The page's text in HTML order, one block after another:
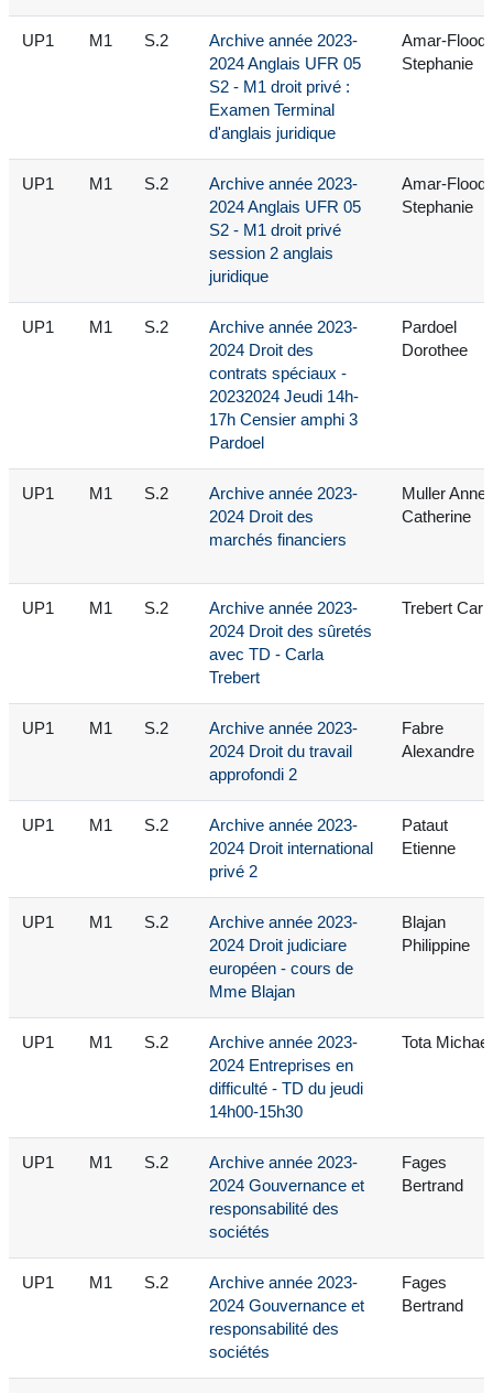
UP1 M1 S.2
Archive année 2023-
2024 Anglais UFR 05
S2 - M1 droit privé :
Examen Terminal
d'anglais juridique
Amar-Flood
Stephanie
UP1 M1 S.2
Archive année 2023-
2024 Anglais UFR 05
S2 - M1 droit privé
session 2 anglais
juridique
Amar-Flood
Stephanie
UP1 M1 S.2
Archive année 2023-
2024 Droit des
contrats spéciaux -
20232024 Jeudi 14h-
17h Censier amphi 3
Pardoel
Pardoel
Dorothee
UP1 M1 S.2
Archive année 2023-
2024 Droit des
marchés financiers
Muller Anne-
Catherine
UP1 M1 S.2
Archive année 2023-
2024 Droit des sûretés
avec TD - Carla
Trebert
Trebert
UP1 M1 S.2
Archive année 2023-
2024 Droit du travail
approfondi 2
Fabre
Alexandre
UP1 M1 S.2
Archive année 2023-
2024 Droit international
privé 2
Pataut
Etienne
UP1 M1 S.2
Archive année 2023-
2024 Droit judiciare
européen - cours de
Mme Blajan
Blajan
Philippine
UP1 M1 S.2
Archive année 2023-
2024 Entreprises en
difficulté - TD du jeudi
14h00-15h30
Tota Michael
UP1 M1 S.2
Archive année 2023-
2024 Gouvernance et
responsabilité des
sociétés
Fages
Bertrand
UP1 M1 S.2
Archive année 2023-
2024 Gouvernance et
responsabilité des
sociétés
Fages
Bertrand